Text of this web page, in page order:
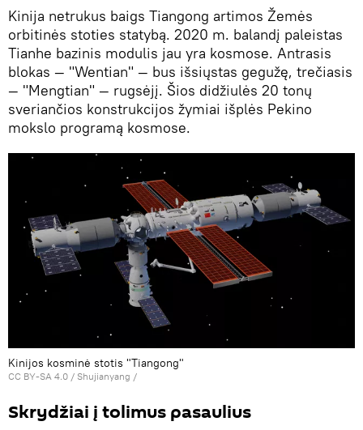
Kinija netrukus baigs Tiangong artimos Žemės
orbitinės stoties statybą. 2020 m. balandį paleistas
Tianhe bazinis modulis jau yra kosmose. Antrasis
blokas — "Wentian" — bus išsiųstas gegužę, trečiasis
— "Mengtian" — rugsėjį. Šios didžiulės 20 tonų
sveriančios konstrukcijos žymiai išplės Pekino
mokslo programą kosmose.
Kinijos kosminė stotis "Tiangong"
CC BY-SA 4.0 / Shujianyang /
Skrydžiai į tolimus pasaulius